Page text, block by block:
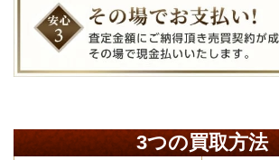
3つの買取方法